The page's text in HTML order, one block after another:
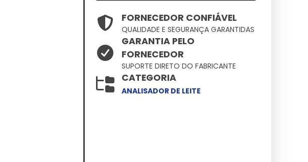
FORNECEDOR CONFIÁVEL
QUALIDADE E SEGURANÇA GARANTIDAS
GARANTIA PELO
FORNECEDOR
SUPORTE DIRETO DO FABRICANTE
CATEGORIA
ANALISADOR DE LEITE